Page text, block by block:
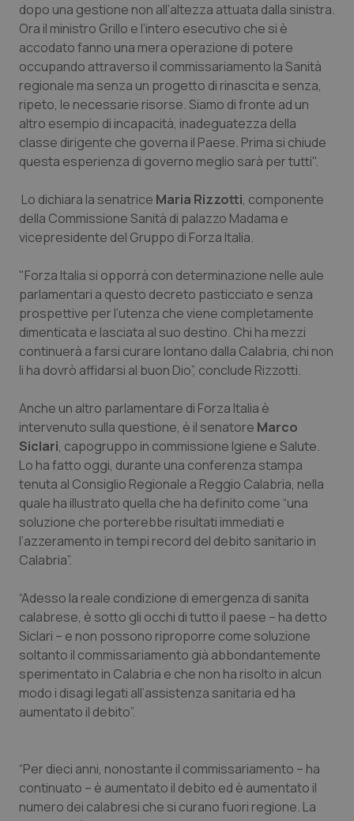
Lombardia
Marche
Molise
Piemonte
Provincia Autonoma di Trento
Sardegna
Sicilia
Umbria
Valle D’Aosta
Veneto
Dolore
Donna & Salute
Epatiti
HIV
Ipertensione & Scompenso
Malattia di Crohn & Rettocolite Ulcerosa
Neuroscienze & patologie neurodegenerative
Oftalmologia
Oncodermatologia
Oncoematologia
Oncologia & Nutrizione
Psoriasi & pelle
Quotidiano Cardiologia
Quotidiano Chirurgia
Quotidiano Oncologia
Rene & patologie urogenitali
dopo una gestione non all’altezza attuata dalla sinistra.
Ora il ministro Grillo e l’intero esecutivo che si è
accodato fanno una mera operazione di potere
occupando attraverso il commissariamento la Sanità
regionale ma senza un progetto di rinascita e senza,
ripeto, le necessarie risorse. Siamo di fronte ad un
altro esempio di incapacità, inadeguatezza della
classe dirigente che governa il Paese. Prima si chiude
questa esperienza di governo meglio sarà per tutti".
Lo dichiara la senatrice Maria Rizzotti, componente
della Commissione Sanità di palazzo Madama e
vicepresidente del Gruppo di Forza Italia.
"Forza Italia si opporrà con determinazione nelle aule
parlamentari a questo decreto pasticciato e senza
prospettive per l’utenza che viene completamente
dimenticata e lasciata al suo destino. Chi ha mezzi
continuerà a farsi curare lontano dalla Calabria, chi non
li ha dovrò affidarsi al buon Dio”, conclude Rizzotti.
Anche un altro parlamentare di Forza Italia è
intervenuto sulla questione, è il senatore Marco
Siclari, capogruppo in commissione Igiene e Salute.
Lo ha fatto oggi, durante una conferenza stampa
tenuta al Consiglio Regionale a Reggio Calabria, nella
quale ha illustrato quella che ha definito come “una
soluzione che porterebbe risultati immediati e
l’azzeramento in tempi record del debito sanitario in
Calabria”.
“Adesso la reale condizione di emergenza di sanita
calabrese, è sotto gli occhi di tutto il paese – ha detto
Siclari – e non possono riproporre come soluzione
soltanto il commissariamento già abbondantemente
sperimentato in Calabria e che non ha risolto in alcun
modo i disagi legati all’assistenza sanitaria ed ha
aumentato il debito”.
“Per dieci anni, nonostante il commissariamento – ha
continuato – è aumentato il debito ed è aumentato il
numero dei calabresi che si curano fuori regione. La